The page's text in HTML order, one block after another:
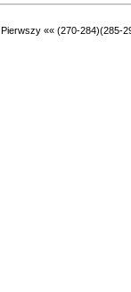
Pierwszy «« (270-284)(285-